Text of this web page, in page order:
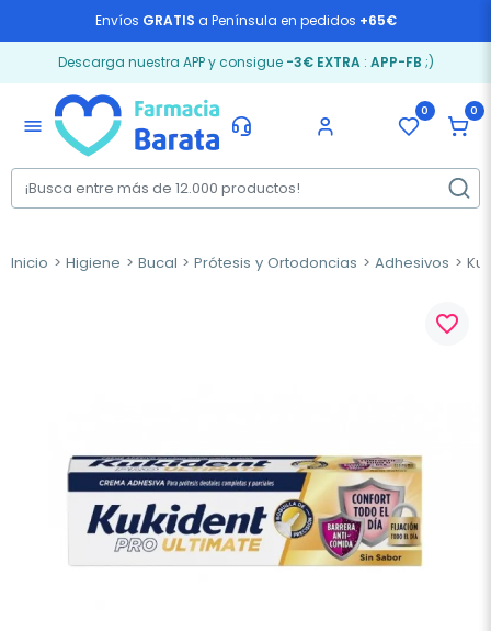
Envíos GRATIS a Península en pedidos +65€
Descarga nuestra APP y consigue -3€ EXTRA: APP-FB ;)
menu
0 0
Inicio Higiene Bucal Prótesis y Ortodoncias Adhesivos
favorite_border